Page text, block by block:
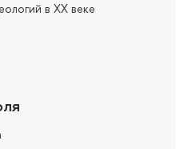
в XX веке